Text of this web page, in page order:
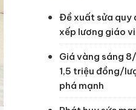
Đề xuất sửa quy
xếp lương giáo
Giá vàng sáng
1,5 triệu đồng/
phá mạnh